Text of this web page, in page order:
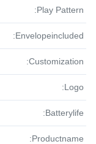
Play Pattern:
Envelopeincluded:
Customization:
Logo:
Batterylife:
Productname: